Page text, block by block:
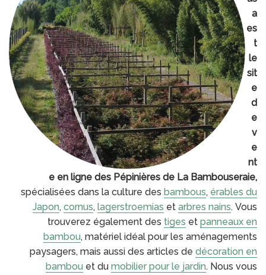
a
es
t
le
sit
e
d
e
v
e
nt
e en ligne des Pépinières de La Bambouseraie,
spécialisées dans la culture des bambous, érables du
Japon, cornus, lagerstroemias et arbres nains. Vous
trouverez également des tiges et panneaux en
bambou, matériel idéal pour les aménagements
paysagers, mais aussi des articles de décoration en
bambou et du mobilier pour le jardin. Nous vous